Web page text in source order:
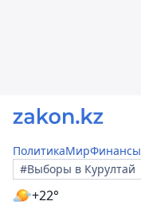
ПолитикаМирФинансы
#Выборы в Курултай
+22°